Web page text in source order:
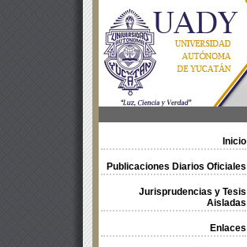
Inicio
Publicaciones Diarios Oficiales
Jurisprudencias y Tesis
Aisladas
Enlaces